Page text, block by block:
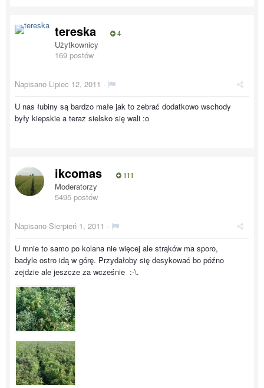
tereska 4
Użytkownicy
169 postów
Napisano Lipiec 12, 2011 ·
U nas łubiny są bardzo małe jak to zebrać dodatkowo wschody
były kiepskie a teraz sielsko się wali :o
ikcomas 111
Moderatorzy
5495 postów
Napisano Sierpień 1, 2011 ·
U mnie to samo po kolana nie więcej ale strąków ma sporo,
badyle ostro idą w górę. Przydałoby się desykować bo późno
zejdzie ale jeszcze za wcześnie :-\.